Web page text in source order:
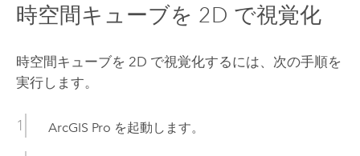
時空間キューブを 2D で視覚化
時空間キューブを 2D で視覚化するには、次の手順を
実行します。
ArcGIS Pro を起動します。